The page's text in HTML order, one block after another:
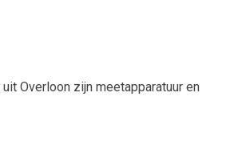
Overloon zijn meetapparatuur en